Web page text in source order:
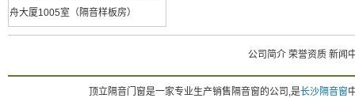
舟大厦1005室（隔音样板房）
公司简介 荣誉资质 新闻
顶立隔音门窗是一家专业生产销售隔音窗的公司,是长沙隔音窗